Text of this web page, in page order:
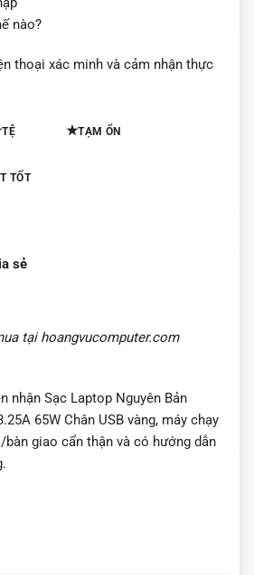
nào?
thoại xác minh và cảm nhận thực
TỆ ★TẠM ỔN
TỐT
sẻ
tại hoangvucomputer.com
nhận Sạc Laptop Nguyên Bản
65W Chân USB vàng, máy chạy
giao cẩn thận và có hướng dẫn